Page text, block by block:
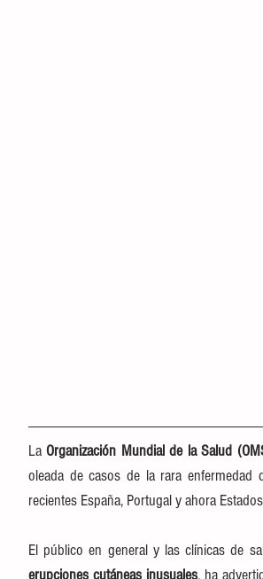
La Organización Mundial de la Salud
oleada de casos de la rara enfermedad
recientes España, Portugal y ahora
erupciones cutáneas inusuales, ha